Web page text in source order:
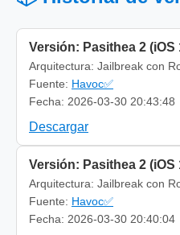
Versión: Pasithea 2 (iOS
Arquitectura: Jailbreak con
Fuente: Havoc✅
Fecha: 2026-03-30 20:43:48
Descargar
Versión: Pasithea 2 (iOS
Arquitectura: Jailbreak con
Fuente: Havoc✅
Fecha: 2026-03-30 20:40:04